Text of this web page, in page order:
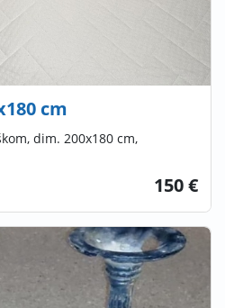
cm
dim. 200x180 cm,
150 €